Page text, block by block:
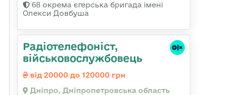
68 окрема єгерська бригада імені
Олекси Довбуша
Радіотелефоніст,
військовослужбовець
від 20000 до 120000 грн
Дніпро, Дніпропетровська область